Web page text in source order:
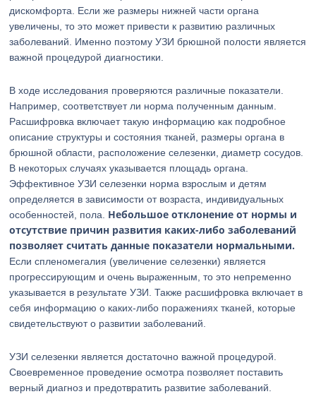
дискомфорта. Если же размеры нижней части органа
увеличены, то это может привести к развитию различных
заболеваний. Именно поэтому УЗИ брюшной полости является
важной процедурой диагностики.
В ходе исследования проверяются различные показатели.
Например, соответствует ли норма полученным данным.
Расшифровка включает такую информацию как подробное
описание структуры и состояния тканей, размеры органа в
брюшной области, расположение селезенки, диаметр сосудов.
В некоторых случаях указывается площадь органа.
Эффективное УЗИ селезенки норма взрослым и детям
определяется в зависимости от возраста, индивидуальных
особенностей, пола. Небольшое отклонение от нормы и
отсутствие причин развития каких-либо заболеваний
позволяет считать данные показатели нормальными.
Если спленомегалия (увеличение селезенки) является
прогрессирующим и очень выраженным, то это непременно
указывается в результате УЗИ. Также расшифровка включает в
себя информацию о каких-либо поражениях тканей, которые
свидетельствуют о развитии заболеваний.
УЗИ селезенки является достаточно важной процедурой.
Своевременное проведение осмотра позволяет поставить
верный диагноз и предотвратить развитие заболеваний.